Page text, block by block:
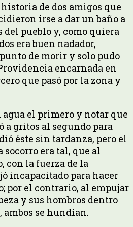
de dos amigos que
irse a dar un baño a
del pueblo y, como quiera
era buen nadador,
de morir y solo pudo
encarnada en
que pasó por la zona y
agua el primero y notar que
a gritos al segundo para
éste sin tardanza, pero el
era tal, que al
con la fuerza de la
incapacitado para hacer
el contrario, al empujar
y sus hombros dentro
ambos se hundían.